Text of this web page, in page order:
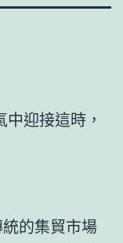
迎接這時，
的集貿市場